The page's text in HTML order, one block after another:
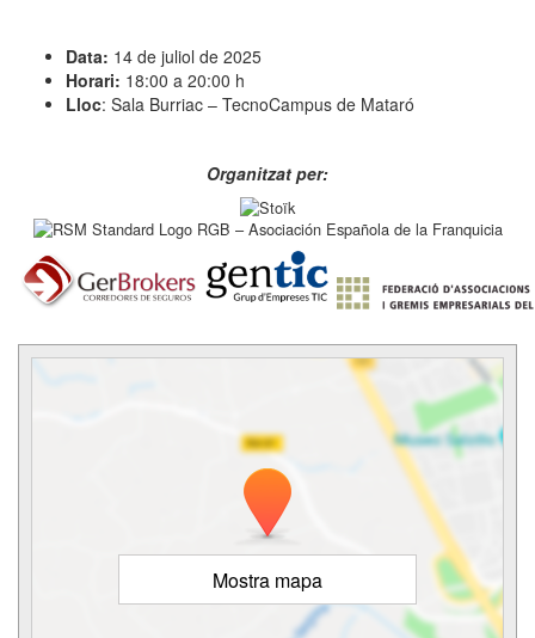
Data: 14 de juliol de 2025
Horari: 18:00 a 20:00 h
Lloc: Sala Burriac – TecnoCampus de Mataró
Organitzat per:
Mostra mapa